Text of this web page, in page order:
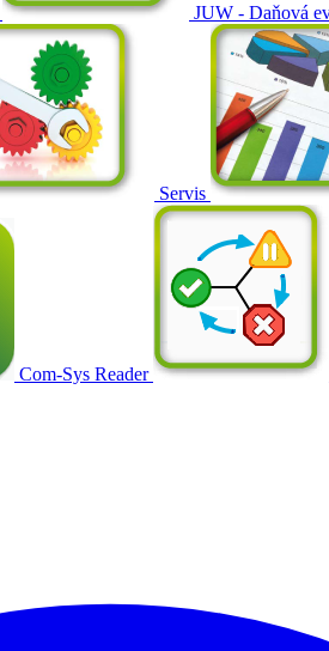
JUW - Daňová
Servis
Com-Sys Reader